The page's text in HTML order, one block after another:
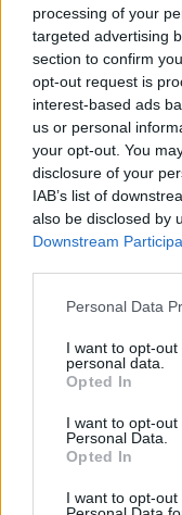
processing of your
targeted advertising
section to confirm
opt-out request is
interest-based ads
us or personal
your opt-out. You
disclosure of your
IAB’s list of
also be disclosed by
Downstream
Please note that this
not limited to your
grant or deny
use your data for
consent section.
Personal Data
I want to opt-
personal data.
Opted In
I want to opt-
Personal Data.
Opted In
I want to opt-
Οι ομάδες
Από το μπλοκ του
Αθηναίων
20 μέλη και
Κώστα Πανδή,
της Ανανεωτικής